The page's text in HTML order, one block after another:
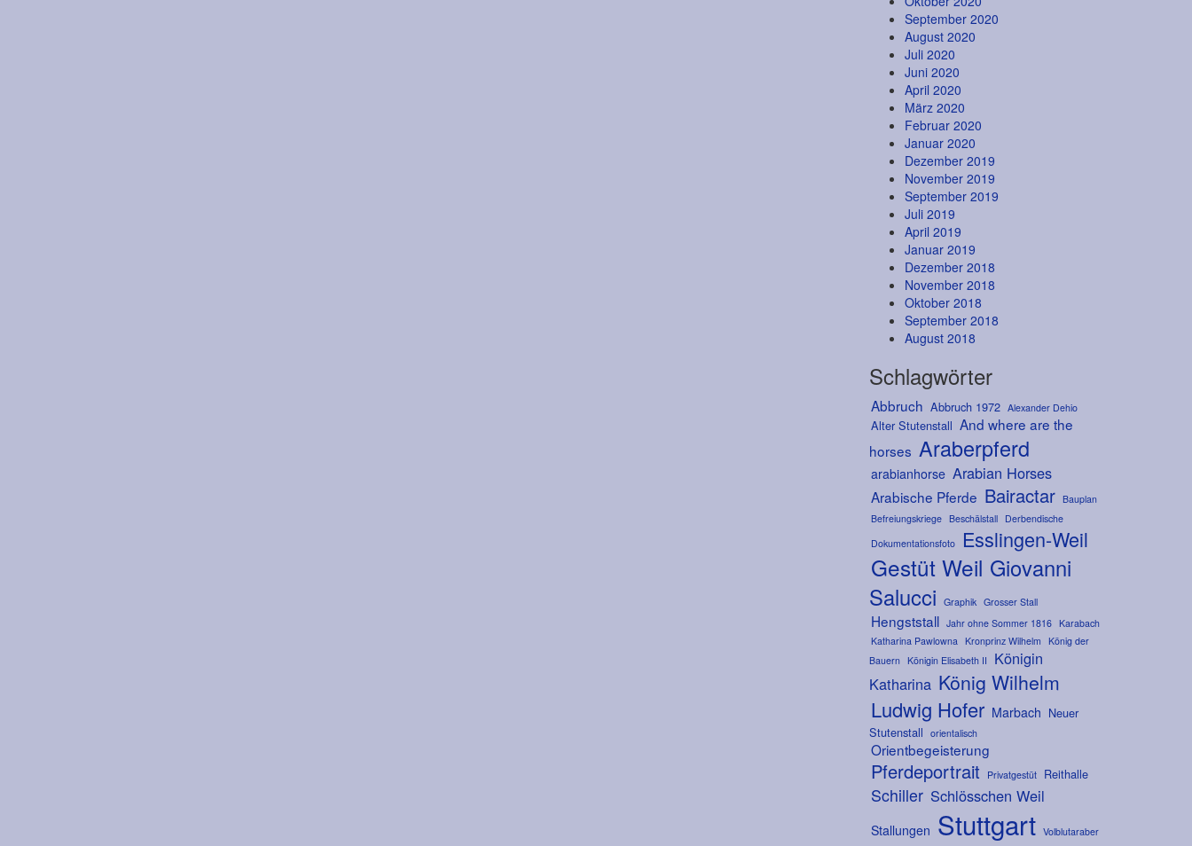
September 2020
August 2020
Juli 2020
Juni 2020
April 2020
März 2020
Februar 2020
Januar 2020
Dezember 2019
November 2019
September 2019
Juli 2019
April 2019
Januar 2019
Dezember 2018
November 2018
Oktober 2018
September 2018
August 2018
Schlagwörter
Abbruch Abbruch 1972 Alexander Dehio
Alter Stutenstall And where are the
horses Araberpferd
arabianhorse Arabian Horses
Arabische Pferde Bairactar Bauplan
Befreiungskriege Beschälstall
Derbendische
Dokumentationsfoto
Esslingen-Weil
Gestüt Weil Giovanni
Salucci Graphik Grosser Stall
Hengststall Jahr ohne Sommer 1816 Karabach
Katharina Pawlowna Kronprinz Wilhelm König der
Bauern Königin Elisabeth II
Königin
Katharina König Wilhelm
Ludwig Hofer Marbach Neuer
Stutenstall orientalisch
Orientbegeisterung
Pferdeportrait Privatgestüt Reithalle
Schiller Schlösschen Weil
Stallungen Stuttgart Volblutaraber